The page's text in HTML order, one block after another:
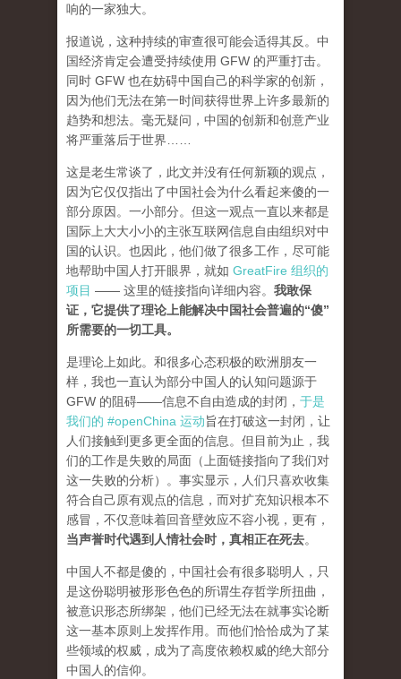
响的一家独大。
报道说，这种持续的审查很可能会适得其反。中
国经济肯定会遭受持续使用 GFW 的严重打击。
同时 GFW 也在妨碍中国自己的科学家的创新，
因为他们无法在第一时间获得世界上许多最新的
趋势和想法。毫无疑问，中国的创新和创意产业
将严重落后于世界……
这是老生常谈了，此文并没有任何新颖的观点，
因为它仅仅指出了中国社会为什么看起来傻的一
部分原因。一小部分。但这一观点一直以来都是
国际上大大小小的主张互联网信息自由组织对中
国的认识。也因此，他们做了很多工作，尽可能
地帮助中国人打开眼界，就如 GreatFire 组织的
项目 —— 这里的链接指向详细内容。 我敢保
证，它提供了理论上能解决中国社会普遍的“傻”
所需要的一切工具。
是理论上如此。和很多心态积极的欧洲朋友一
样，我也一直认为部分中国人的认知问题源于
GFW 的阻碍——信息不自由造成的封闭， 于是
我们的 #openChina 运动旨在打破这一封闭，让
人们接触到更多更全面的信息。但目前为止，我
们的工作是失败的局面（ 上面链接指向了我们对
这一失败的分析）。事实显示，人们只喜欢收集
符合自己原有观点的信息，而对扩充知识根本不
感冒，不仅意味着回音壁效应不容小视，更有，
当声誉时代遇到人情社会时，真相正在死去。
中国人不都是傻的，中国社会有很多聪明人，只
是这份聪明被形形色色的所谓生存哲学所扭曲，
被意识形态所绑架，他们已经无法在就事实论断
这一基本原则上发挥作用。而他们恰恰成为了某
些领域的权威，成为了高度依赖权威的绝大部分
中国人的信仰。